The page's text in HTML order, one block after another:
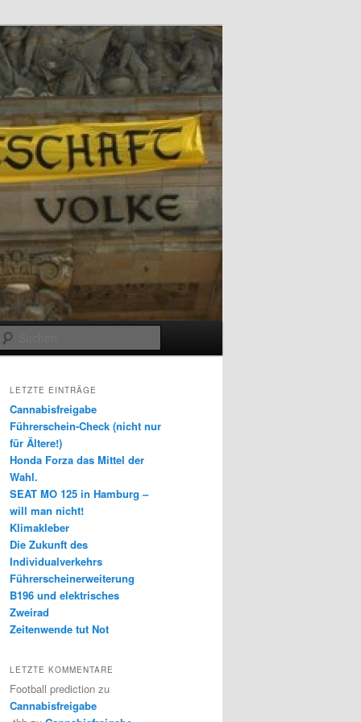
LETZTE EINTRÄGE
Cannabisfreigabe
Führerschein-Check (nicht nur
für Ältere!)
Honda Forza das Mittel der
Wahl.
SEAT MO 125 in Hamburg –
will man nicht!
Klimakleber
Die Zukunft des
Individualverkehrs
Führerscheinerweiterung
B196 und elektrisches
Zweirad
Zeitenwende tut Not
LETZTE KOMMENTARE
Football prediction zu
Cannabisfreigabe